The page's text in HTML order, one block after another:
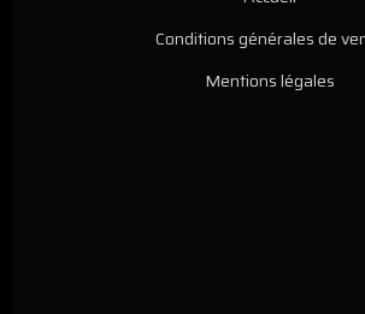
Conditions générales de
Mentions légales